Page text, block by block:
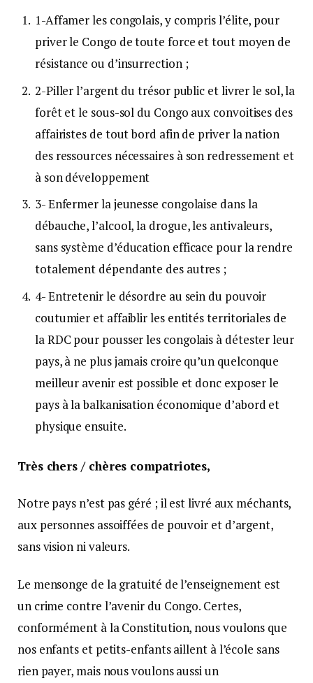
1-Affamer les congolais, y compris l’élite, pour
priver le Congo de toute force et tout moyen de
résistance ou d’insurrection ;
2-Piller l’argent du trésor public et livrer le sol, la
forêt et le sous-sol du Congo aux convoitises des
affairistes de tout bord afin de priver la nation
des ressources nécessaires à son redressement et
à son développement
3- Enfermer la jeunesse congolaise dans la
débauche, l’alcool, la drogue, les antivaleurs,
sans système d’éducation efficace pour la rendre
totalement dépendante des autres ;
4- Entretenir le désordre au sein du pouvoir
coutumier et affaiblir les entités territoriales de
la RDC pour pousser les congolais à détester leur
pays, à ne plus jamais croire qu’un quelconque
meilleur avenir est possible et donc exposer le
pays à la balkanisation économique d’abord et
physique ensuite.
Très chers / chères compatriotes,
Notre pays n’est pas géré ; il est livré aux méchants,
aux personnes assoiffées de pouvoir et d’argent,
sans vision ni valeurs.
Le mensonge de la gratuité de l’enseignement est
un crime contre l’avenir du Congo. Certes,
conformément à la Constitution, nous voulons que
nos enfants et petits-enfants aillent à l’école sans
rien payer, mais nous voulons aussi un